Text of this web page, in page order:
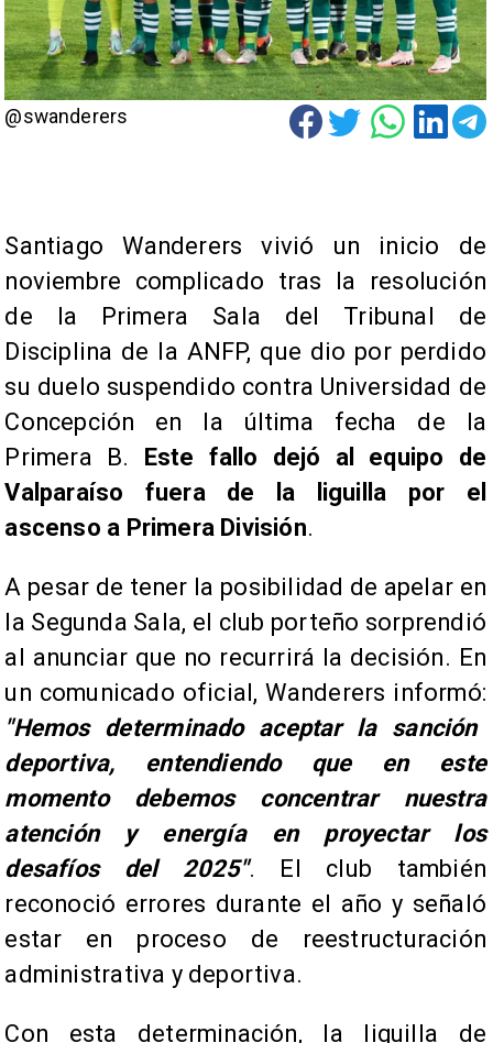
@swanderers
Santiago Wanderers vivió un inicio de
noviembre complicado tras la resolución
de la Primera Sala del Tribunal de
Disciplina de la ANFP, que dio por perdido
su duelo suspendido contra Universidad de
Concepción en la última fecha de la
Primera B. Este fallo dejó al equipo de
Valparaíso fuera de la liguilla por el
ascenso a Primera División.
A pesar de tener la posibilidad de apelar en
la Segunda Sala, el club porteño sorprendió
al anunciar que no recurrirá la decisión. En
un comunicado oficial, Wanderers informó:
"Hemos determinado aceptar la sanción
deportiva, entendiendo que en este
momento debemos concentrar nuestra
atención y energía en proyectar los
desafíos del 2025". El club también
reconoció errores durante el año y señaló
estar en proceso de reestructuración
administrativa y deportiva.
Con esta determinación, la liguilla de